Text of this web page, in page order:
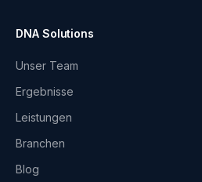
DNA Solutions
Unser Team
Ergebnisse
Leistungen
Branchen
Blog